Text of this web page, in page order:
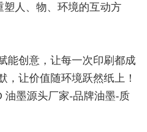
塑人、物、环境的互动方
能创意，让每一次印刷都成
让价值随环境跃然纸上！
油墨源头厂家-品牌油墨-质